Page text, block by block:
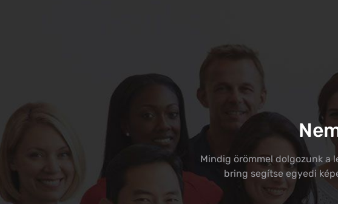
Mindig örömmel dolgozunk a
bring segítse egyedi